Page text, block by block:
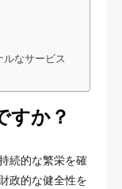
ルなサービス
すか？
続的な繁栄を確
政的な健全性を